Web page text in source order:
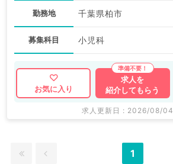
勤務地 千葉県柏市
募集科目 小児科
お気に入り
求人を
紹介してもらう
求人更新日 : 2026/08/04
1